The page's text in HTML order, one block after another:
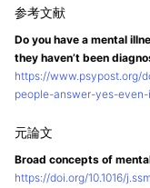
Do you have a mental
they haven’t been
https://www.psypost.org/
people-answer-yes-
Broad concepts of
https://doi.org/10.1016/